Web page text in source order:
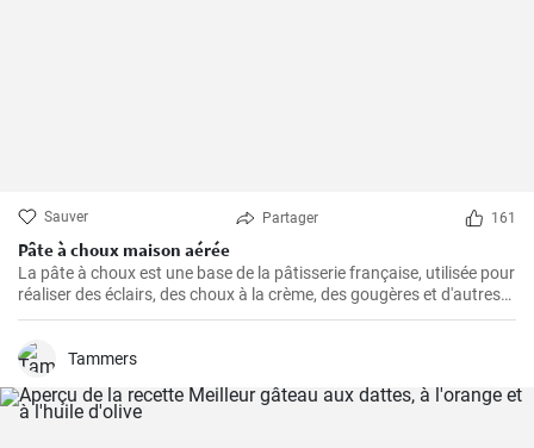
Sauver Partager 161
Pâte à choux maison aérée
La pâte à choux est une base de la pâtisserie française, utilisée pour
réaliser des éclairs, des choux à la crème, des gougères et d'autres
délicieuses pâtisseries.
Tammers